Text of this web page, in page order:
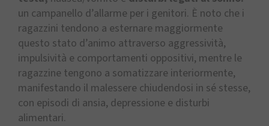
un campanello d’allarme per i genitori. È noto che i
ragazzini tendono a esternare maggiormente
questo stato d’animo attraverso aggressività,
impulsività e comportamenti oppositivi, mentre le
ragazzine tengono a somatizzare interiormente,
manifestando il malessere chiudendosi in sé stesse,
con episodi di ansia, depressione e disturbi
alimentari.